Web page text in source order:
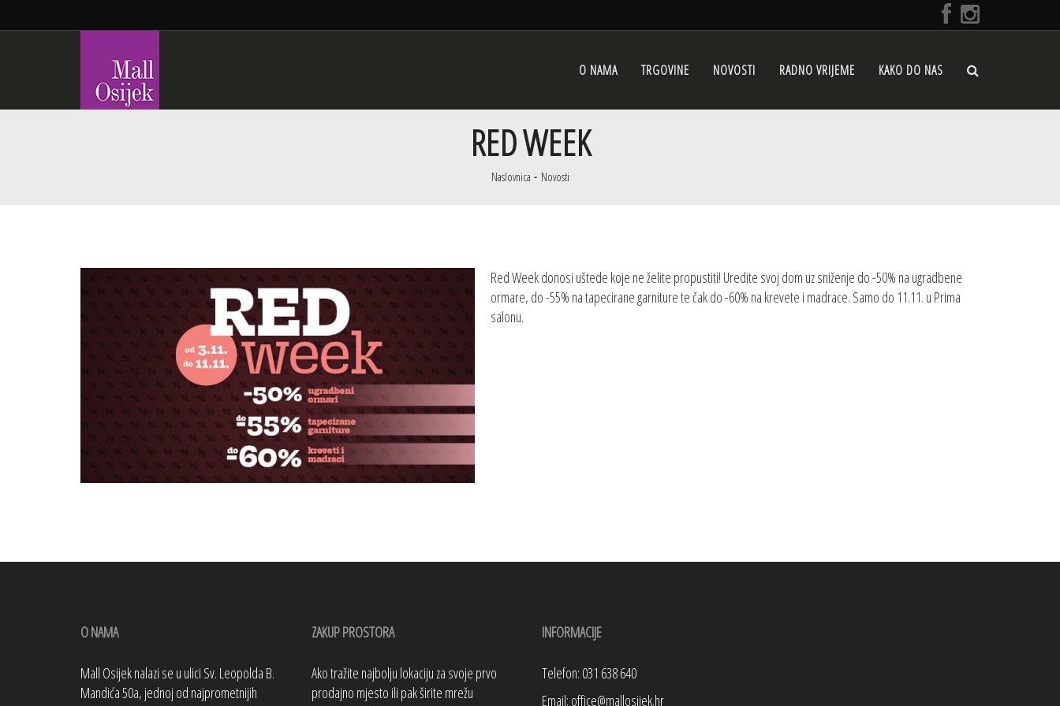
O NAMA TRGOVINE NOVOSTI RADNO VRIJEME KAKO DO NAS
RED WEEK
Naslovnica Novosti
Red Week donosi uštede koje ne želite propustiti! Uredite svoj dom uz sniženje do -50% na ugradbene
ormare, do -55% na tapecirane garniture te čak do -60% na krevete i madrace. Samo do 11.11. u Prima
salonu.
O NAMA
Mall Osijek nalazi se u ulici Sv. Leopolda B.
Mandića 50a, jednoj od najprometnijih
ZAKUP PROSTORA
Ako tražite najbolju lokaciju za svoje prvo
prodajno mjesto ili pak širite mrežu
INFORMACIJE
Telefon: 031 638 640
Email: office@mallosijek.hr